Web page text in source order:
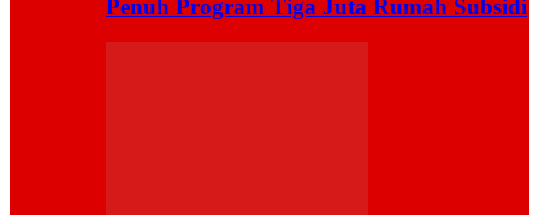
Penuh Program Tiga Juta Rumah Subsidi